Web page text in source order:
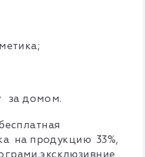
за домом.
на продукцию 33%,